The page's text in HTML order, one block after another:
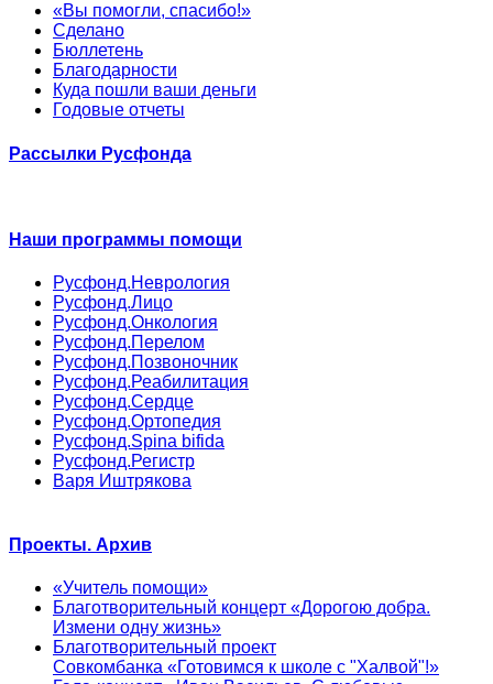
«Вы помогли, спасибо!»
Сделано
Бюллетень
Благодарности
Куда пошли ваши деньги
Годовые отчеты
Рассылки Русфонда
Наши программы помощи
Русфонд.Неврология
Русфонд.Лицо
Русфонд.Онкология
Русфонд.Перелом
Русфонд.Позвоночник
Русфонд.Реабилитация
Русфонд.Сердце
Русфонд.Ортопедия
Русфонд.Spina bifida
Русфонд.Регистр
Варя Иштрякова
Проекты. Архив
«Учитель помощи»
Благотворительный концерт «Дорогою добра.
Измени одну жизнь»
Благотворительный проект
Совкомбанка «Готовимся к школе с "Халвой"!»